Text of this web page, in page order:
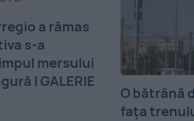
a rămas
s-a
mersului
I GALERIE
O bătrână
faţa